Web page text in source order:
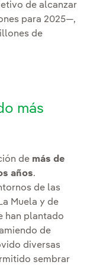
de alcanzar
para 2025—,
de
más
de más de
años.
de las
Muela y de
han plantado
de
diversas
sembrar